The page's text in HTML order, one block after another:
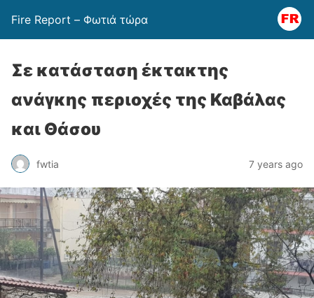
Fire Report – Φωτιά τώρα
Σε κατάσταση έκτακτης
ανάγκης περιοχές της Καβάλας
και Θάσου
fwtia 7 years ago